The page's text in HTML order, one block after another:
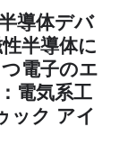
導体デバ
半導体に
電子のエ
電気系工
ック アイ